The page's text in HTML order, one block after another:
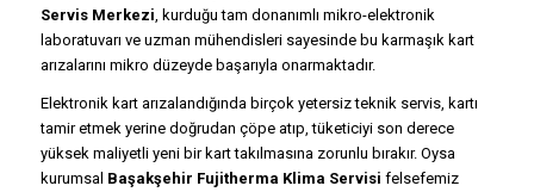
Servis Merkezi , kurduğu tam donanımlı mikro-elektronik
laboratuvarı ve uzman mühendisleri sayesinde bu karmaşık kart
arızalarını mikro düzeyde başarıyla onarmaktadır.
Elektronik kart arızalandığında birçok yetersiz teknik servis, kartı
tamir etmek yerine doğrudan çöpe atıp, tüketiciyi son derece
yüksek maliyetli yeni bir kart takılmasına zorunlu bırakır. Oysa
kurumsal Başakşehir Fujitherma Klima Servisi felsefemiz